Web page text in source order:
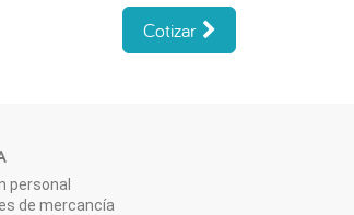
Cotizar
personal
de mercancía